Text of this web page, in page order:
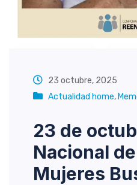
23 octubre, 2025
Actualidad home,
23 de
Nacional
Mujeres